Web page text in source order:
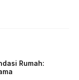
Rumah: